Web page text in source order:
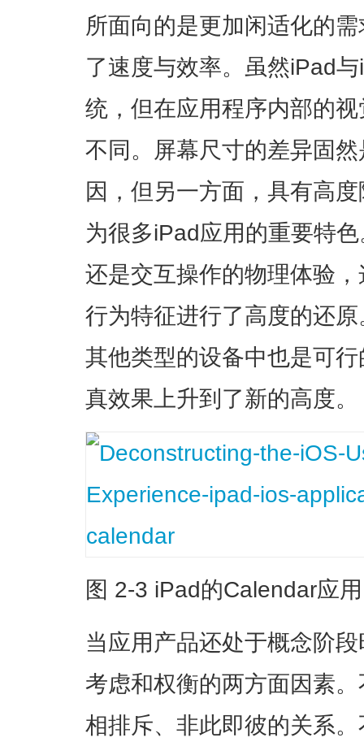
所面向的是更加闲适化的
了速度与效率。虽然iPad
统，但在应用程序内部的
不同。屏幕尺寸的差异固
因，但另一方面，具有高
为很多iPad应用的重要特
还是交互操作的物理体验
行为特征进行了高度的还
其他类型的设备中也是可
真效果上升到了新的高度。
图 2-3 iPad的Calendar应用
当应用产品还处于概念阶
考虑和权衡的两方面因素
相排斥、非此即彼的关系